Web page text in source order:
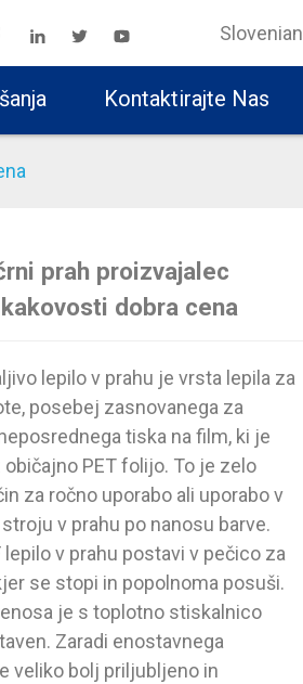
Slovenian
Kontaktirajte Nas
Loading...
Loading...
prah proizvajalec
dobra cena
lepilo v prahu je vrsta lepila za
posebej zasnovanega za
tiska na film, ki je
PET folijo. To je zelo
za ročno uporabo ali uporabo v
v prahu po nanosu barve.
lepilo v prahu postavi v pečico za
se stopi in popolnoma posuši.
je s toplotno stiskalnico
Zaradi enostavnega
veliko bolj priljubljeno in